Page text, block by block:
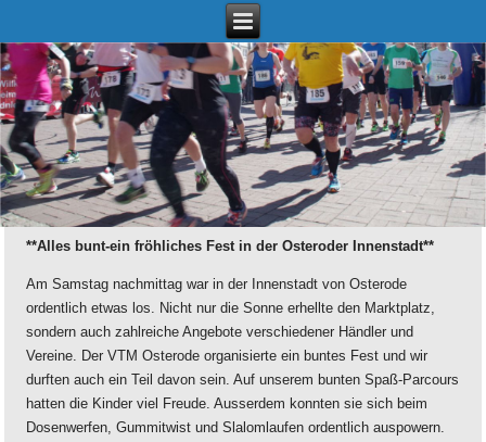
**Alles bunt-ein fröhliches Fest in der Osteroder Innenstadt**
Am Samstag nachmittag war in der Innenstadt von Osterode
ordentlich etwas los. Nicht nur die Sonne erhellte den Marktplatz,
sondern auch zahlreiche Angebote verschiedener Händler und
Vereine. Der VTM Osterode organisierte ein buntes Fest und wir
durften auch ein Teil davon sein. Auf unserem bunten Spaß-Parcours
hatten die Kinder viel Freude. Ausserdem konnten sie sich beim
Dosenwerfen, Gummitwist und Slalomlaufen ordentlich auspowern.